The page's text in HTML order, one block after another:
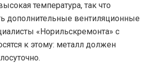
температура, так что
дополнительные вентиляционные
«Норильскремонта» с
к этому: металл должен